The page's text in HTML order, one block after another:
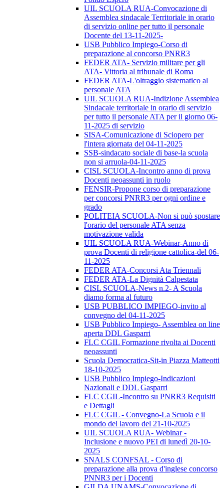
UIL SCUOLA RUA-Convocazione di
Assemblea sindacale Territoriale in orario
di servizio online per tutto il personale
Docente del 13-11-2025-
USB Pubblico Impiego-Corso di
preparazione al concorso PNRR3
FEDER ATA- Servizio militare per gli
ATA- Vittoria al tribunale di Roma
FEDER ATA-L'oltraggio sistematico al
personale ATA
UIL SCUOLA RUA-Indizione Assemblea
Sindacale territoriale in orario di servizio
per tutto il personale ATA per il giorno 06-
11-2025 di servizio
SISA-Comunicazione di Sciopero per
l'intera giornata del 04-11-2025
SSB-sindacato sociale di base-la scuola
non si arruola-04-11-2025
CISL SCUOLA-Incontro anno di prova
Docenti neoassunti in ruolo
FENSIR-Propone corso di preparazione
per concorsi PNRR3 per ogni ordine e
grado
POLITEIA SCUOLA-Non si può spostare
l'orario del personale ATA senza
motivazione valida
UIL SCUOLA RUA-Webinar-Anno di
prova Docenti di religione cattolica-del 06-
11-2025
FEDER ATA-Concorsi Ata Triennali
FEDER ATA-La Dignità Calpestata
CISL SCUOLA-News n.2- A Scuola
diamo forma al futuro
USB PUBBLICO IMPIEGO-invito al
convegno del 04-11-2025
USB Pubblico Impiego- Assemblea on line
aperta DDL Gasparri
FLC CGIL Formazione rivolta ai Docenti
neoassunti
Scuola Democratica-Sit-in Piazza Matteotti
18-10-2025
USB Pubblico Impiego-Indicazioni
Nazionali e DDL Gasparri
FLC CGIL-Incontro su PNRR3 Requisiti
e Dettagli
FLC CGIL - Convegno-La Scuola e il
mondo del lavoro del 21-10-2025
UIL SCUOLA RUA- Webinar -
Inclusione e nuovo PEI di lunedì 20-10-
2025
SNALS CONFSAL - Corso di
preparazione alla prova d'inglese concorso
PNNR3 per i Docenti